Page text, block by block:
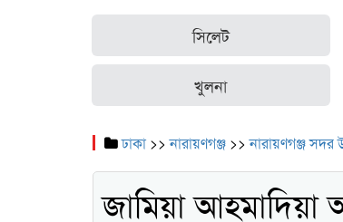
সিলেট
খুলনা
ঢাকা>>নারায়ণগঞ্জ >>নারায়ণগঞ্জ সদর
জামিয়া আহমাদিয়া